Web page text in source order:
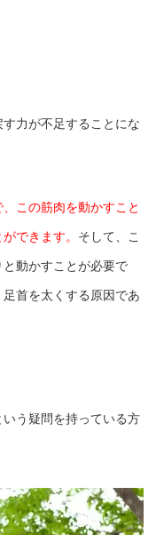
力が不足することにな
この筋肉を動かすこと
できます。 そして、こ
動かすことが必要で
首を太くする原因であ
う疑問を持っている方